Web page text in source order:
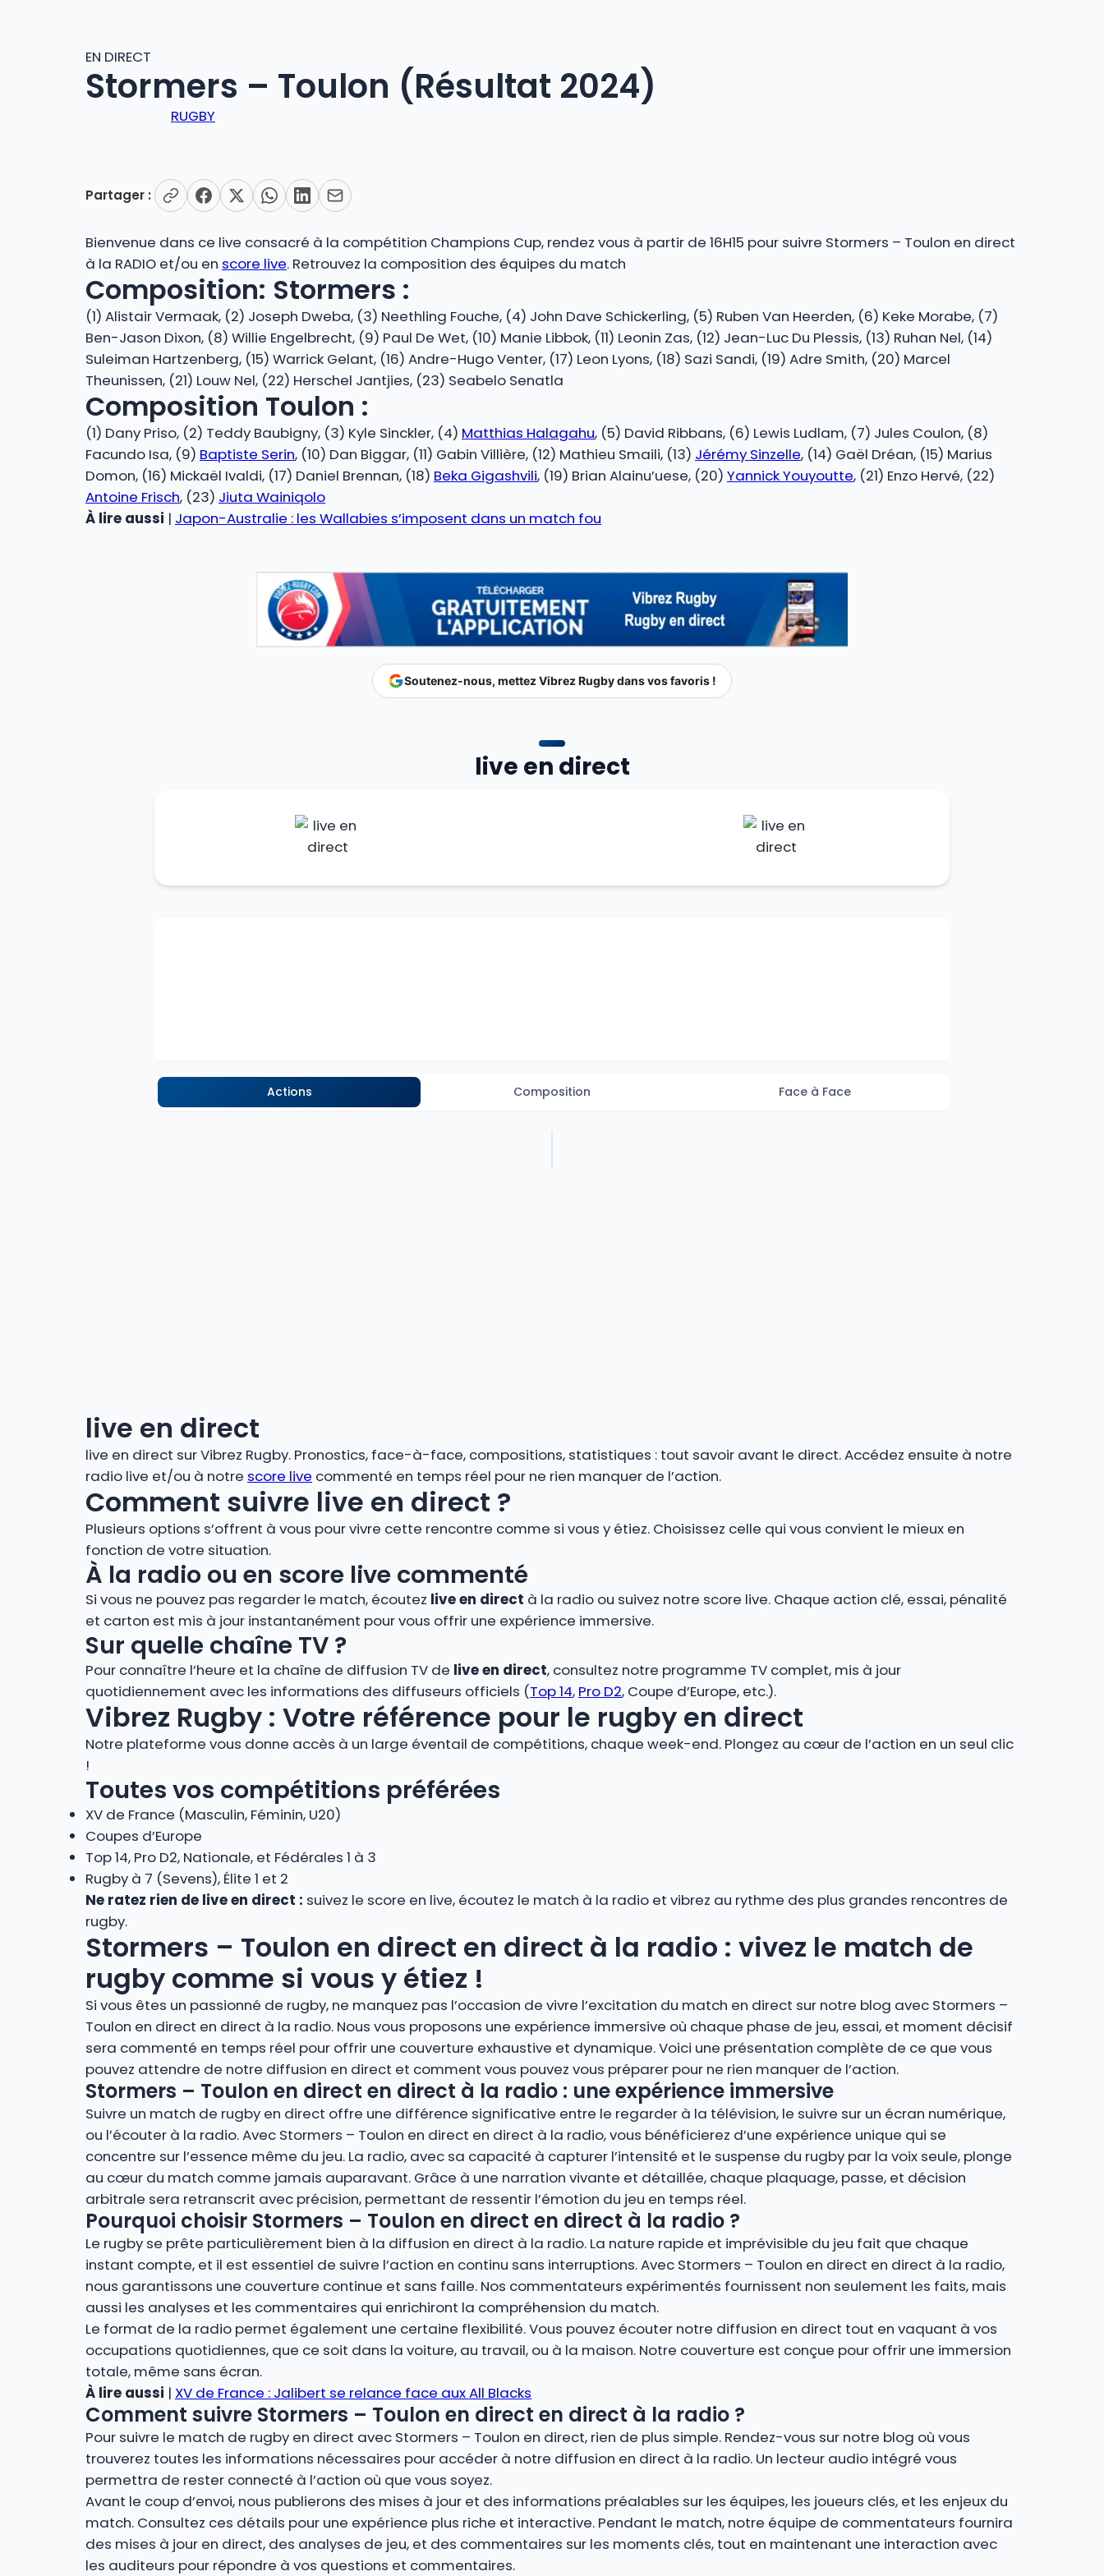
EN DIRECT
Stormers – Toulon (Résultat 2024)
RUGBY
Partager :
Bienvenue dans ce live consacré à la compétition Champions Cup, rendez vous à partir de 16H15 pour suivre Stormers – Toulon en direct
à la RADIO et/ou en score live. Retrouvez la composition des équipes du match
Composition: Stormers :
(1) Alistair Vermaak, (2) Joseph Dweba, (3) Neethling Fouche, (4) John Dave Schickerling, (5) Ruben Van Heerden, (6) Keke Morabe, (7)
Ben-Jason Dixon, (8) Willie Engelbrecht, (9) Paul De Wet, (10) Manie Libbok, (11) Leonin Zas, (12) Jean-Luc Du Plessis, (13) Ruhan Nel, (14)
Suleiman Hartzenberg, (15) Warrick Gelant, (16) Andre-Hugo Venter, (17) Leon Lyons, (18) Sazi Sandi, (19) Adre Smith, (20) Marcel
Theunissen, (21) Louw Nel, (22) Herschel Jantjies, (23) Seabelo Senatla
Composition Toulon :
(1) Dany Priso, (2) Teddy Baubigny, (3) Kyle Sinckler, (4) Matthias Halagahu, (5) David Ribbans, (6) Lewis Ludlam, (7) Jules Coulon, (8)
Facundo Isa, (9) Baptiste Serin, (10) Dan Biggar, (11) Gabin Villière, (12) Mathieu Smaili, (13) Jérémy Sinzelle, (14) Gaël Dréan, (15) Marius
Domon, (16) Mickaël Ivaldi, (17) Daniel Brennan, (18) Beka Gigashvili, (19) Brian Alainu’uese, (20) Yannick Youyoutte, (21) Enzo Hervé, (22)
Antoine Frisch, (23) Jiuta Wainiqolo
À lire aussi | Japon-Australie : les Wallabies s’imposent dans un match fou
Soutenez-nous, mettez Vibrez Rugby dans vos favoris !
live en direct
Actions Composition Face à Face
live en direct
live en direct sur Vibrez Rugby. Pronostics, face-à-face, compositions, statistiques : tout savoir avant le direct. Accédez ensuite à notre
radio live et/ou à notre score live commenté en temps réel pour ne rien manquer de l’action.
Comment suivre live en direct ?
Plusieurs options s’offrent à vous pour vivre cette rencontre comme si vous y étiez. Choisissez celle qui vous convient le mieux en
fonction de votre situation.
À la radio ou en score live commenté
Si vous ne pouvez pas regarder le match, écoutez live en direct à la radio ou suivez notre score live. Chaque action clé, essai, pénalité
et carton est mis à jour instantanément pour vous offrir une expérience immersive.
Sur quelle chaîne TV ?
Pour connaître l’heure et la chaîne de diffusion TV de live en direct, consultez notre programme TV complet, mis à jour
quotidiennement avec les informations des diffuseurs officiels (Top 14, Pro D2, Coupe d’Europe, etc.).
Vibrez Rugby : Votre référence pour le rugby en direct
Notre plateforme vous donne accès à un large éventail de compétitions, chaque week-end. Plongez au cœur de l’action en un seul clic
!
Toutes vos compétitions préférées
XV de France (Masculin, Féminin, U20)
Coupes d’Europe
Top 14, Pro D2, Nationale, et Fédérales 1 à 3
Rugby à 7 (Sevens), Élite 1 et 2
Ne ratez rien de live en direct : suivez le score en live, écoutez le match à la radio et vibrez au rythme des plus grandes rencontres de
rugby.
Stormers – Toulon en direct en direct à la radio : vivez le match de
rugby comme si vous y étiez !
Si vous êtes un passionné de rugby, ne manquez pas l’occasion de vivre l’excitation du match en direct sur notre blog avec Stormers –
Toulon en direct en direct à la radio. Nous vous proposons une expérience immersive où chaque phase de jeu, essai, et moment décisif
sera commenté en temps réel pour offrir une couverture exhaustive et dynamique. Voici une présentation complète de ce que vous
pouvez attendre de notre diffusion en direct et comment vous pouvez vous préparer pour ne rien manquer de l’action.
Stormers – Toulon en direct en direct à la radio : une expérience immersive
Suivre un match de rugby en direct offre une différence significative entre le regarder à la télévision, le suivre sur un écran numérique,
ou l’écouter à la radio. Avec Stormers – Toulon en direct en direct à la radio, vous bénéficierez d’une expérience unique qui se
concentre sur l’essence même du jeu. La radio, avec sa capacité à capturer l’intensité et le suspense du rugby par la voix seule, plonge
au cœur du match comme jamais auparavant. Grâce à une narration vivante et détaillée, chaque plaquage, passe, et décision
arbitrale sera retranscrit avec précision, permettant de ressentir l’émotion du jeu en temps réel.
Pourquoi choisir Stormers – Toulon en direct en direct à la radio ?
Le rugby se prête particulièrement bien à la diffusion en direct à la radio. La nature rapide et imprévisible du jeu fait que chaque
instant compte, et il est essentiel de suivre l’action en continu sans interruptions. Avec Stormers – Toulon en direct en direct à la radio,
nous garantissons une couverture continue et sans faille. Nos commentateurs expérimentés fournissent non seulement les faits, mais
aussi les analyses et les commentaires qui enrichiront la compréhension du match.
Le format de la radio permet également une certaine flexibilité. Vous pouvez écouter notre diffusion en direct tout en vaquant à vos
occupations quotidiennes, que ce soit dans la voiture, au travail, ou à la maison. Notre couverture est conçue pour offrir une immersion
totale, même sans écran.
À lire aussi | XV de France : Jalibert se relance face aux All Blacks
Comment suivre Stormers – Toulon en direct en direct à la radio ?
Pour suivre le match de rugby en direct avec Stormers – Toulon en direct, rien de plus simple. Rendez-vous sur notre blog où vous
trouverez toutes les informations nécessaires pour accéder à notre diffusion en direct à la radio. Un lecteur audio intégré vous
permettra de rester connecté à l’action où que vous soyez.
Avant le coup d’envoi, nous publierons des mises à jour et des informations préalables sur les équipes, les joueurs clés, et les enjeux du
match. Consultez ces détails pour une expérience plus riche et interactive. Pendant le match, notre équipe de commentateurs fournira
des mises à jour en direct, des analyses de jeu, et des commentaires sur les moments clés, tout en maintenant une interaction avec
les auditeurs pour répondre à vos questions et commentaires.